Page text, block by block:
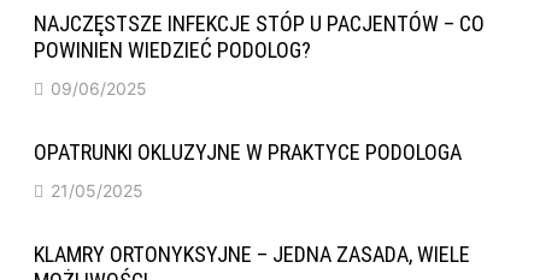
NAJCZĘSTSZE INFEKCJE STÓP U PACJENTÓW – CO
POWINIEN WIEDZIEĆ PODOLOG?
09/06/2025
OPATRUNKI OKLUZYJNE W PRAKTYCE PODOLOGA
21/05/2025
KLAMRY ORTONYKSYJNE – JEDNA ZASADA, WIELE